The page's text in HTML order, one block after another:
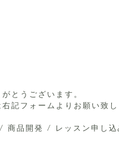
とうございます。
記フォームよりお願い致
商品開発 / レッスン申し